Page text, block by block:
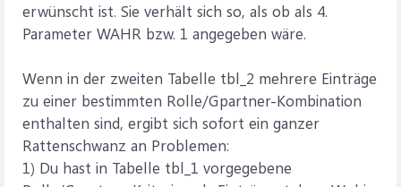
erwünscht ist. Sie verhält sich so, als ob als 4.
Parameter WAHR bzw. 1 angegeben wäre.
Wenn in der zweiten Tabelle tbl_2 mehrere Einträge
zu einer bestimmten Rolle/Gpartner-Kombination
enthalten sind, ergibt sich sofort ein ganzer
Rattenschwanz an Problemen:
1) Du hast in Tabelle tbl_1 vorgegebene